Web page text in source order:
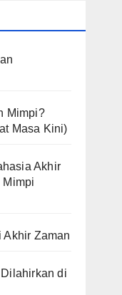
Mimpi?
Masa Kini)
Akhir
Akhir Zaman
di